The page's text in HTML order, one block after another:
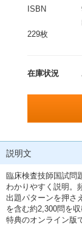
ISBN
229枚
在庫状況
説明文
臨床検査技師国試問
わかりやすく説明。
出題パターンを押さ
を含む約2,300問を
特典のオンライン版